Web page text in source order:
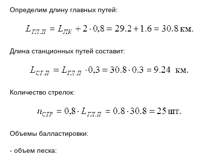
Определим длину главных путей:
Длина станционных путей составит:
Количество стрелок:
Объемы балластировки:
- объем песка: